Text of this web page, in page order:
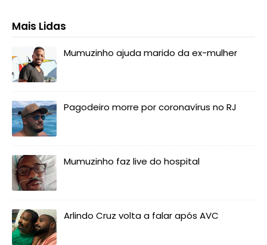
Mais Lidas
Mumuzinho ajuda marido da ex-mulher
Pagodeiro morre por coronavírus no RJ
Mumuzinho faz live do hospital
Arlindo Cruz volta a falar após AVC